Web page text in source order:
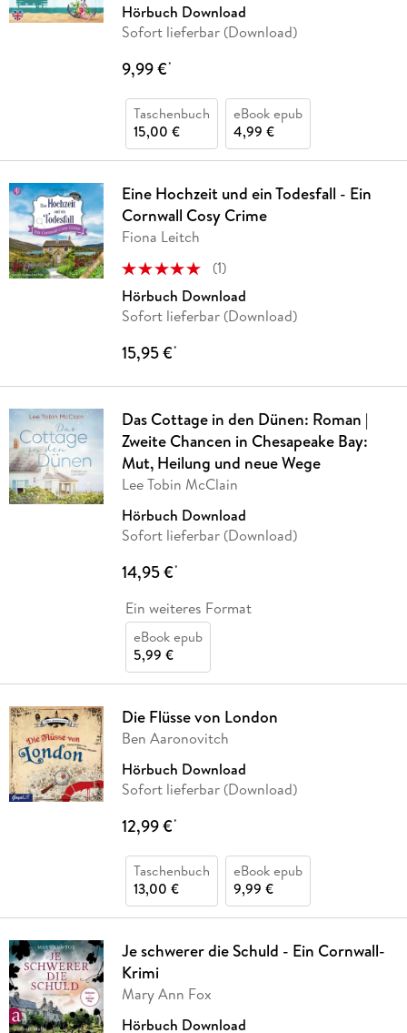
Hörbuch Download
Sofort lieferbar (Download)
9,99 €*
Taschenbuch
15,00 €
eBook epub
4,99 €
Eine Hochzeit und ein Todesfall - Ein
Cornwall Cosy Crime
Fiona Leitch
(1)
Hörbuch Download
Sofort lieferbar (Download)
15,95 €*
Das Cottage in den Dünen: Roman |
Zweite Chancen in Chesapeake Bay:
Mut, Heilung und neue Wege
Lee Tobin McClain
Hörbuch Download
Sofort lieferbar (Download)
14,95 €*
Ein weiteres Format
eBook epub
5,99 €
Die Flüsse von London
Ben Aaronovitch
Hörbuch Download
Sofort lieferbar (Download)
12,99 €*
Taschenbuch
13,00 €
eBook epub
9,99 €
Je schwerer die Schuld - Ein Cornwall-
Krimi
Mary Ann Fox
Hörbuch Download